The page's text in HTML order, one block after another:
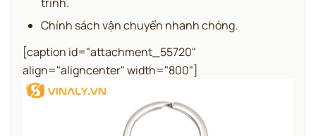
trình.
Chính sách vận chuyển nhanh chóng.
[caption id="attachment_55720"
align="aligncenter" width="800"]